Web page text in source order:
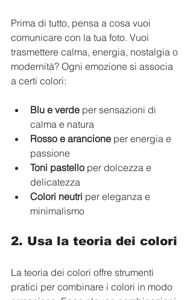
Prima di tutto, pensa a cosa vuoi
comunicare con la tua foto. Vuoi
trasmettere calma, energia, nostalgia o
modernità? Ogni emozione si associa
a certi colori:
Blu e verde per sensazioni di
calma e natura
Rosso e arancione per energia e
passione
Toni pastello per dolcezza e
delicatezza
Colori neutri per eleganza e
minimalismo
2. Usa la teoria dei colori
La teoria dei colori offre strumenti
pratici per combinare i colori in modo